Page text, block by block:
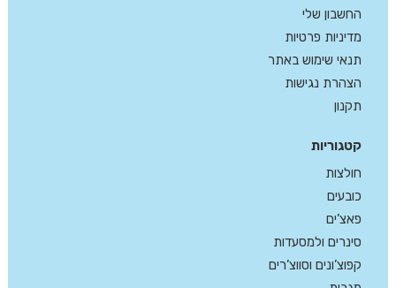
קטגוריות
חולצות
כובעים
פאצ’ים
סינרים ולמסעדות
קפוצ’ונים וסווצ’רים
החשבון שלי
מדיניות פרטיות
תנאי שימוש באתר
הצהרת נגישות
תקנון